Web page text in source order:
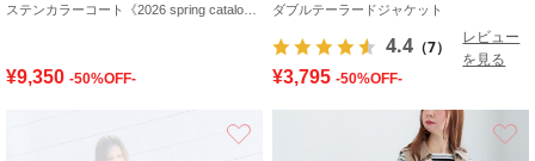
¥9,350 -50%OFF-
ダブルテーラードジャケット
4.4 （7）
レビュー
を見る
¥3,795 -50%OFF-